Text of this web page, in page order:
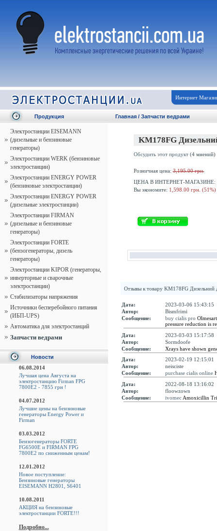
Интернет
Продукция
Электростанции EISEMANN
(дизельные и бензиновые
генераторы)
Электростанции WERK (бензиновые
электростанции)
Электростанции ENERGY POWER
(бензиновые электростанции)
Электростанции ENERGY POWER
(дизельные электростанции)
Электростанции FIRMAN
(дизельные и бензиновые
генераторы)
Электростанции FORTE
(бензогенераторы, дизель
генераторы)
Электростанции KIPOR (генераторы,
инверторные и сварочные
электростанции)
Стабилизаторы напряжения
Источники бесперебойного питания
(ИБП-UPS)
Автоматика для электростанций
Запчасти ведрами
Новости
06.08.2014
Лучшая цена Августа на
электростанцию Firman FPG
7800E2 - 7855 грн !
04.07.2012
Лучшие цены на бензиновые
генераторы Energy Power и
Firman
03.03.2012
Бензогенераторы FORTE
FG6500E и FIRMAN FPG
7800E2 по сниженным ценам!
12.01.2012
Новое поступление:
Бензиновые генераторы
EISEMANN H2801, S6401
10.08.2011
АКЦИЯ на бензиновые
электростанции FORTE!!!
Подробно...
Главная / Запчасти ведрами
KM178FG
Обсудить этот продукт(4 мнений)
Розничная цена:3,195.00 грн.
ЦЕНА В ИНТЕРНЕТ-МАГАЗИНЕ:
Вы экономите: 1,598.00 грн. (51%)
Отзывы к товару KM178FG
Дата:
2023-03-06 15:43:15
Автор:
Bismfrimi
Сообщение:
buy cialis pro
pressure reduction is
Дата:
2023-03-03 15:17:58
Автор:
Sormdoofe
Сообщение:
Xrays have shown
Дата:
2023-02-19 12:15:01
Автор:
neisciste
Сообщение:
purchase cialis online
Дата:
2022-08-18 13:16:02
Автор:
floowzown
Сообщение:
ivomec Amoxicillin